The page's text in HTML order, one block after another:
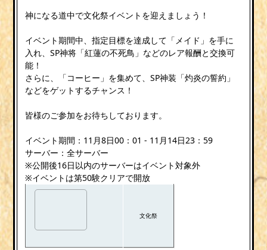
神になる道中で文化祭イベントを迎えましょう！
イベント期間中、指定目標を達成して「メイド」を手に
入れ、SP神将「紅蓮の不死鳥」などのレア報酬と交換可
能！
さらに、「コーヒー」を集めて、SP神装「灼炎の誓約」
などをゲットするチャンス！
皆様のご参加をお待ちしております。
イベント期間：11月8日00：01 - 11月14日23：59
サーバー：全サーバー
※公開後16日以内のサーバーはイベント対象外
※イベントは第50験クリアで開放
文化祭